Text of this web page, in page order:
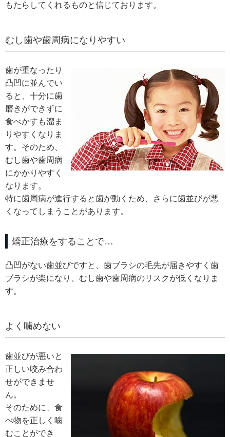
もたらしてくれるものと信じております。
むし歯や歯周病になりやすい
歯が重なったり
凸凹に並んでい
ると、十分に歯
磨きができずに
食べかすも溜ま
りやすくなりま
す。そのため、
むし歯や歯周病
にかかりやすく
なります。
特に歯周病が進行すると歯が動くため、さらに歯並びが悪
くなってしまうことがあります。
矯正治療をすることで…
凸凹がない歯並びですと、歯ブラシの毛先が届きやすく歯
ブラシが楽になり、むし歯や歯周病のリスクが低くなりま
す。
よく噛めない
歯並びが悪いと
正しい咬み合わ
せができませ
ん。
そのために、食
べ物を正しく噛
むことができ